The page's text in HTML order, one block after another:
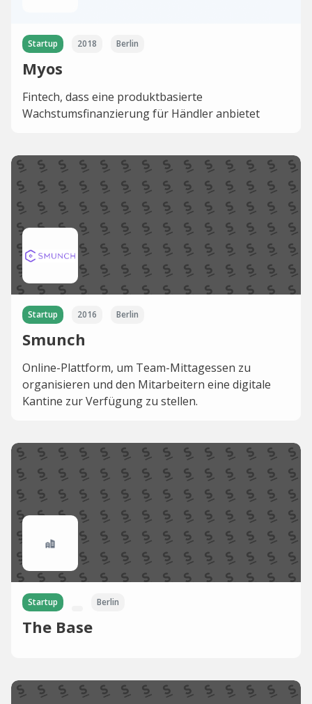
Startup 2018 Berlin
Myos
Fintech, dass eine produktbasierte
Wachstumsfinanzierung für Händler anbietet
Startup 2016 Berlin
Smunch
Online-Plattform, um Team-Mittagessen zu
organisieren und den Mitarbeitern eine digitale
Kantine zur Verfügung zu stellen.
Startup Berlin
The Base